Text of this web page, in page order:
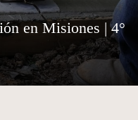
en Misiones | 4°